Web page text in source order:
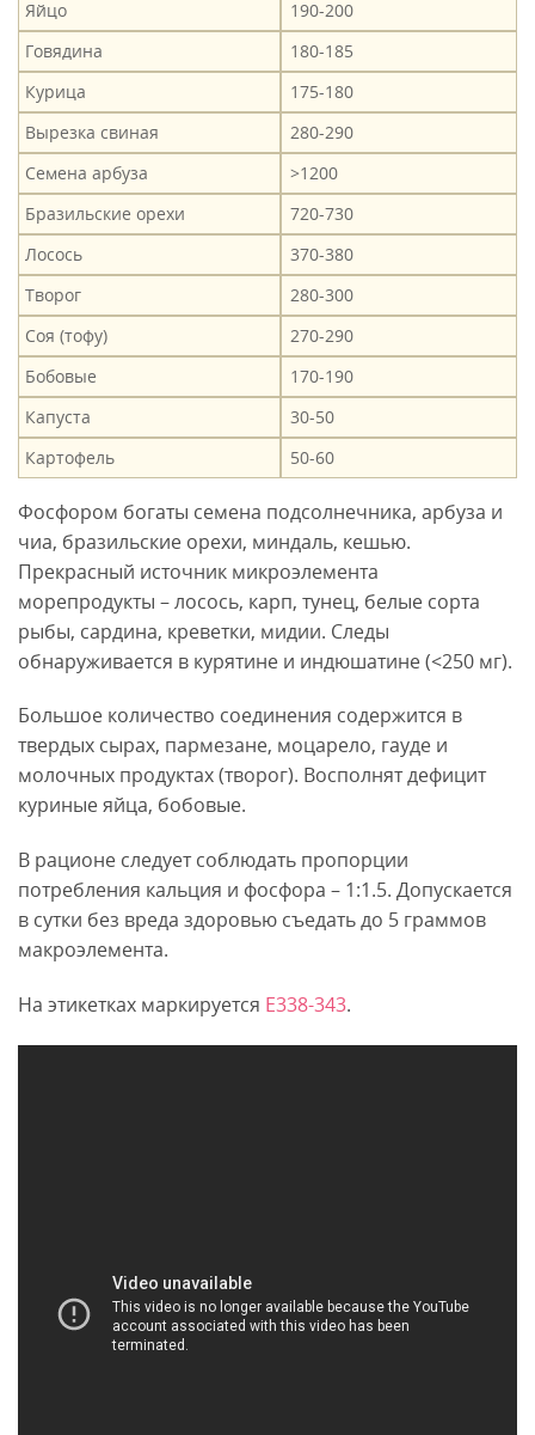
Яйцо
190-200
Говядина
180-185
Курица
175-180
Вырезка свиная
280-290
Семена арбуза
>1200
Бразильские орехи
720-730
Лосось
370-380
Творог
280-300
Соя (тофу)
270-290
Бобовые
170-190
Капуста
30-50
Картофель
50-60
Фосфором богаты семена подсолнечника, арбуза и
чиа, бразильские орехи, миндаль, кешью.
Прекрасный источник микроэлемента
морепродукты – лосось, карп, тунец, белые сорта
рыбы, сардина, креветки, мидии. Следы
обнаруживается в курятине и индюшатине (<250 мг).
Большое количество соединения содержится в
твердых сырах, пармезане, моцарело, гауде и
молочных продуктах (творог). Восполнят дефицит
куриные яйца, бобовые.
В рационе следует соблюдать пропорции
потребления кальция и фосфора – 1:1.5. Допускается
в сутки без вреда здоровью съедать до 5 граммов
макроэлемента.
На этикетках маркируется E338-343.